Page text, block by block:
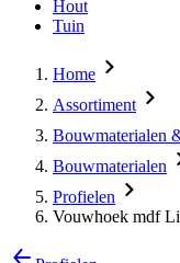
Hout
Tuin
Home
Assortiment
Bouwmaterialen
Bouwmaterialen
Profielen
Vouwhoek mdf